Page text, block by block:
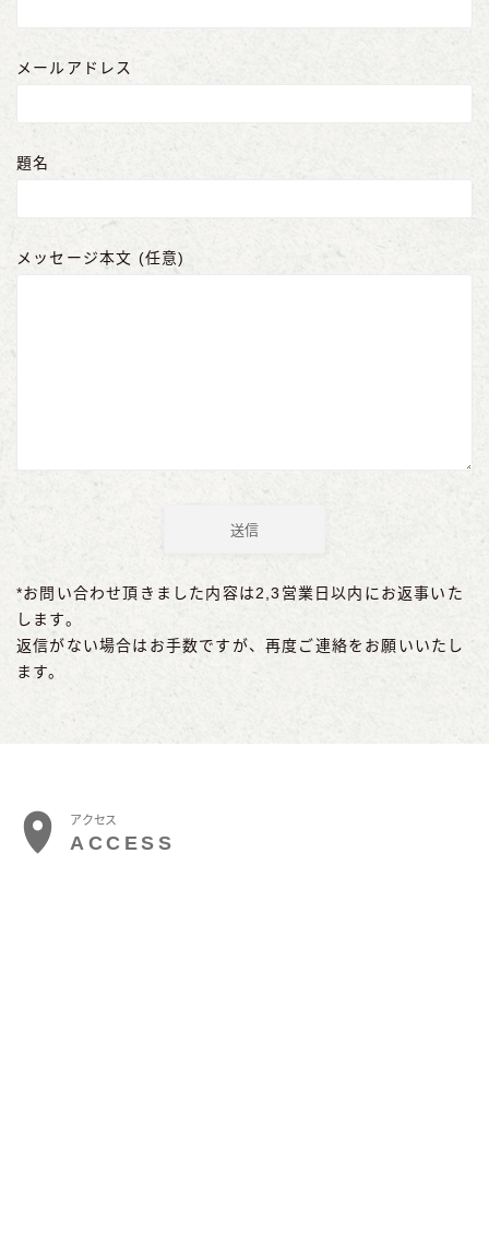
メールアドレス
題名
メッセージ本文 (任意)
*お問い合わせ頂きました内容は2,3営業日以内にお返事いた
します。
返信がない場合はお手数ですが、再度ご連絡をお願いいたし
ます。
アクセス
ACCESS